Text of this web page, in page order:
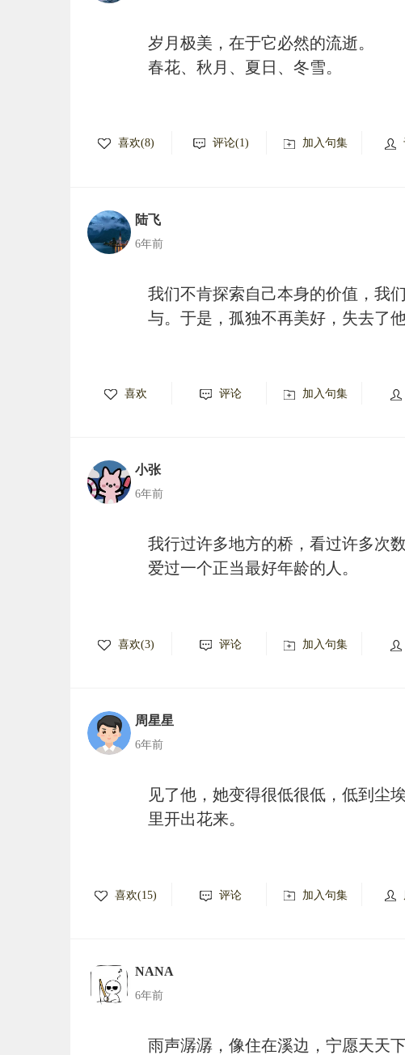
岁月极美，在于它必然的流逝。
春花、秋月、夏日、冬雪。
喜欢(8) 评论(1) 加入句集
陆飞
6年前
我们不肯探索自己本身的价值，我
与。于是，孤独不再美好，失去了
喜欢 评论 加入句集
小张
6年前
我行过许多地方的桥，看过许多次
爱过一个正当最好年龄的人。
喜欢(3) 评论 加入句集
周星星
6年前
见了他，她变得很低很低，低到尘
里开出花来。
喜欢(15) 评论 加入句集
NANA
6年前
雨声潺潺，像住在溪边，宁愿天天